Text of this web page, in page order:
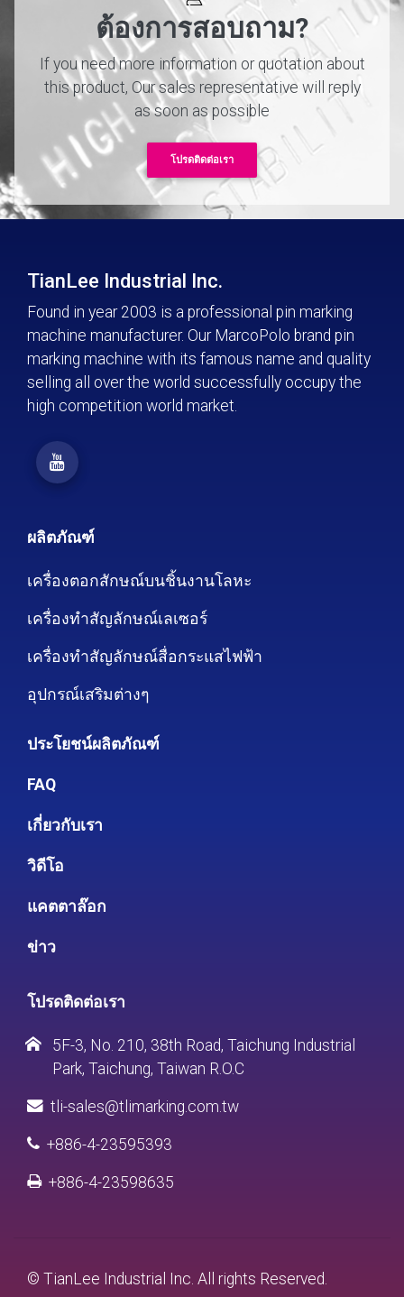
ต้องการสอบถาม?
If you need more information or quotation about
this product, Our sales representative will reply
as soon as possible
โปรดติดต่อเรา
TianLee Industrial Inc.
Found in year 2003 is a professional pin marking
machine manufacturer. Our MarcoPolo brand pin
marking machine with its famous name and quality
selling all over the world successfully occupy the
high competition world market.
ผลิตภัณฑ์
เครื่องตอกสักษณ์บนชิ้นงานโลหะ
เครื่องทำสัญลักษณ์เลเซอร์
เครื่องทำสัญลักษณ์สื่อกระแสไฟฟ้า
อุปกรณ์เสริมต่างๆ
ประโยชน์ผลิตภัณฑ์
FAQ
เกี่ยวกับเรา
วิดีโอ
แคตตาล๊อก
ข่าว
โปรดติดต่อเรา
5F-3, No. 210, 38th Road, Taichung Industrial
Park, Taichung, Taiwan R.O.C
tli-sales@tlimarking.com.tw
+886-4-23595393
+886-4-23598635
© TianLee Industrial Inc. All rights Reserved.